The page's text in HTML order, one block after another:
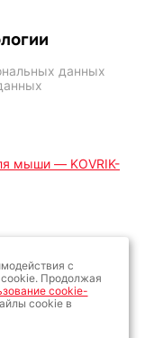
данных
мыши — KOVRIK-
с
Продолжая
cookie-
cookie в